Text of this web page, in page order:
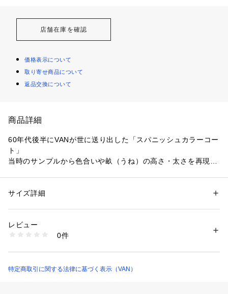
店舗在庫を確認
価格表示について
取り寄せ商品について
返品交換について
商品詳細
60年代後半にVANが世に送り出した「スパニッシュカラーコー
ト」
当時のサンプルから色合いや畝（うね）の高さ・太さを再現し
■やや光沢感のある太畝（ふとうね）のコーデュロイを使用
■60年代に販売されたスパニッシュカラーコートのサンプルか
ら色合いや畝（うね）の高さ・太さを再現したオリジナル生地
ています
性別：メンズ
素材：表地：綿100%
リブ：アクリル52%　毛48%
JC125515 （ショップ）
サイズ詳細
レビュー
0件
特定商取引に関する法律に基づく表示（VAN）